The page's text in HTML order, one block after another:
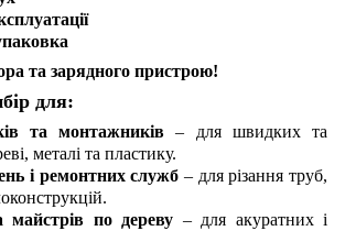
та зарядного пристрою!
для:
та монтажників – для швидких та
металі та пластику.
і ремонтних служб – для різання труб,
майстрів по дереву – для акуратних і